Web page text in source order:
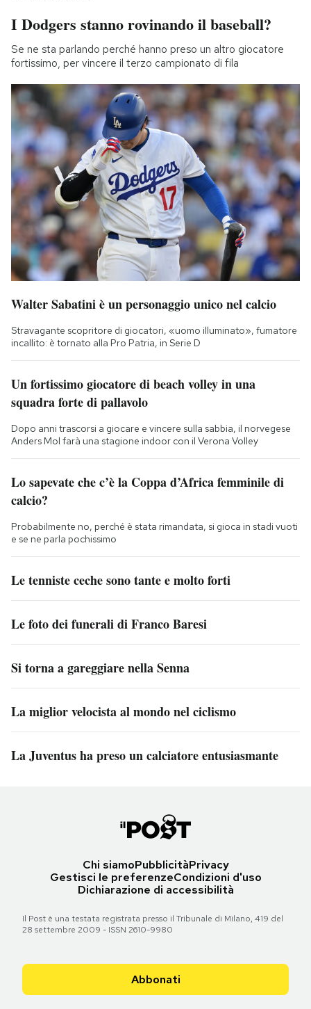
I Dodgers stanno rovinando il baseball?
Se ne sta parlando perché hanno preso un altro giocatore
fortissimo, per vincere il terzo campionato di fila
Walter Sabatini è un personaggio unico nel calcio
Stravagante scopritore di giocatori, «uomo illuminato», fumatore
incallito: è tornato alla Pro Patria, in Serie D
Un fortissimo giocatore di beach volley in una
squadra forte di pallavolo
Dopo anni trascorsi a giocare e vincere sulla sabbia, il norvegese
Anders Mol farà una stagione indoor con il Verona Volley
Lo sapevate che c’è la Coppa d’Africa femminile di
calcio?
Probabilmente no, perché è stata rimandata, si gioca in stadi vuoti
e se ne parla pochissimo
Le tenniste ceche sono tante e molto forti
Le foto dei funerali di Franco Baresi
Si torna a gareggiare nella Senna
La miglior velocista al mondo nel ciclismo
La Juventus ha preso un calciatore entusiasmante
Chi siamoPubblicitàPrivacy
Gestisci le preferenzeCondizioni d'uso
Dichiarazione di accessibilità
Il Post è una testata registrata presso il Tribunale di Milano, 419 del
28 settembre 2009 - ISSN 2610-9980
Abbonati